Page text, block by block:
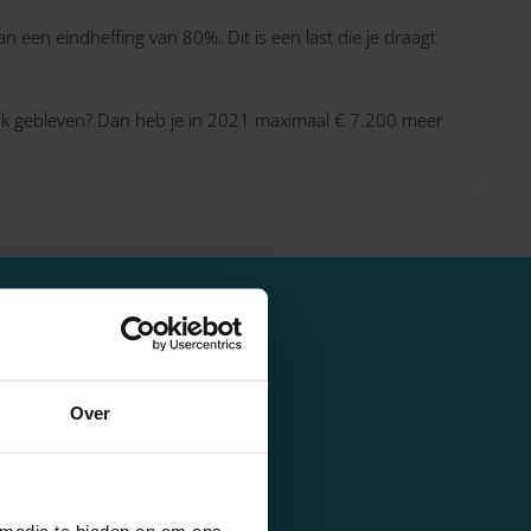
Over
een eindheffing van 80%. Dit is een last die je draagt
Dan heb je in 2021 maximaal € 7.200 meer
premies volks- en
Zvw of een